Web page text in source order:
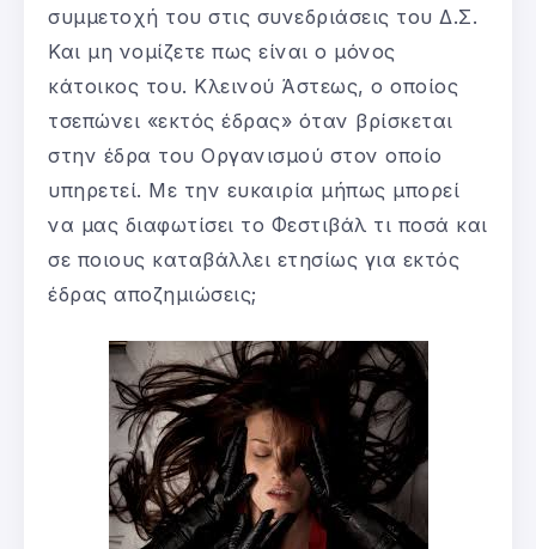
συμμετοχή του στις συνεδριάσεις του Δ.Σ.
Και μη νομίζετε πως είναι ο μόνος
κάτοικος του. Κλεινού Άστεως, ο οποίος
τσεπώνει «εκτός έδρας» όταν βρίσκεται
στην έδρα του Οργανισμού στον οποίο
υπηρετεί. Με την ευκαιρία μήπως μπορεί
να μας διαφωτίσει το Φεστιβάλ τι ποσά και
σε ποιους καταβάλλει ετησίως για εκτός
έδρας αποζημιώσεις;